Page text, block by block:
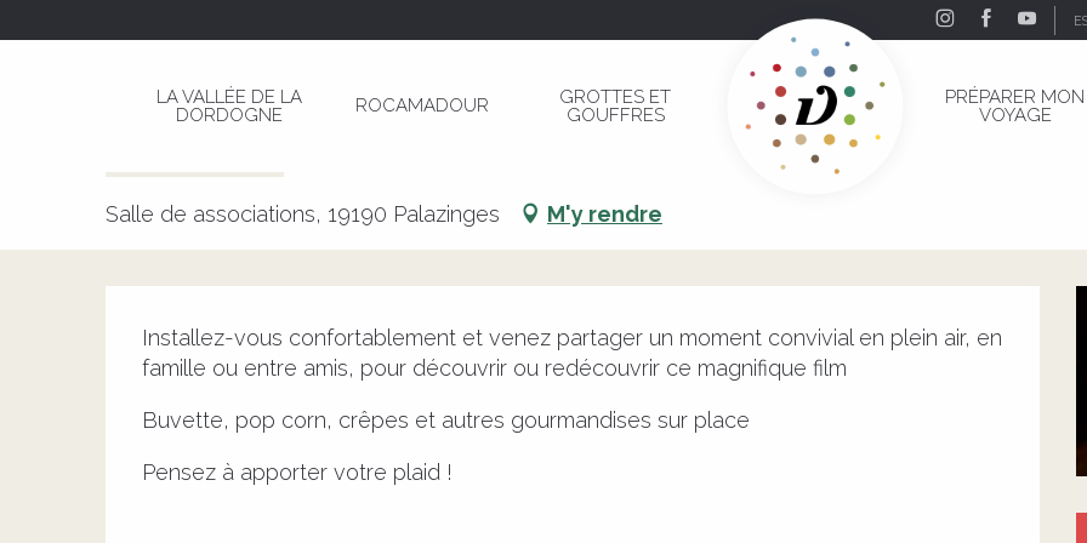
LA VALLÉE DE LA
DORDOGNE
ROCAMADOUR
GROTTES ET
GOUFFRES
PRÉPARER MON
VOYAGE
Cinéma de plain air - Le robot sauvage
Salle de associations, 19190 Palazinges M'y rendre
Installez-vous confortablement et venez partager un moment convivial en plein air, en
famille ou entre amis, pour découvrir ou redécouvrir ce magnifique film
Buvette, pop corn, crêpes et autres gourmandises sur place
Pensez à apporter votre plaid !